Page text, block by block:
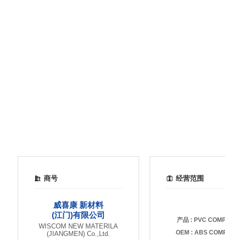
商号
威喜康 新材料
(江门)有限公司
WISCOM NEW MATERILA
(JIANGMEN) Co.,Ltd.
经营范围
产品 : PVC
OEM : ABS